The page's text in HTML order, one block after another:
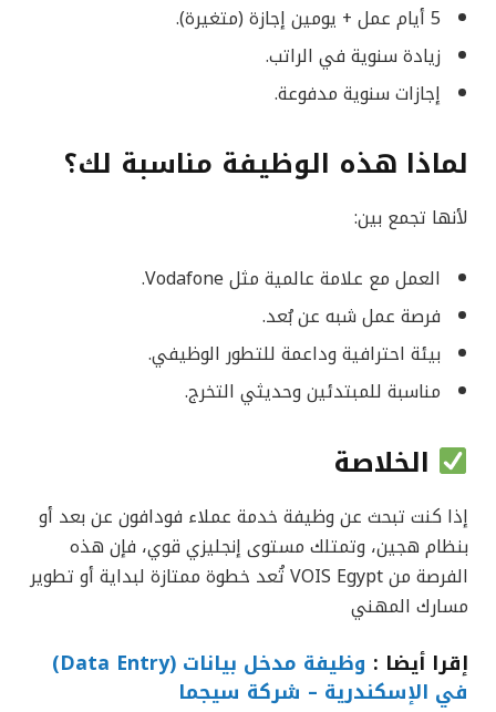
5 أيام عمل + يومين إجازة (متغيرة).
زيادة سنوية في الراتب.
إجازات سنوية مدفوعة.
لماذا هذه الوظيفة مناسبة لك؟
لأنها تجمع بين:
العمل مع علامة عالمية مثل Vodafone.
فرصة عمل شبه عن بُعد.
بيئة احترافية وداعمة للتطور الوظيفي.
مناسبة للمبتدئين وحديثي التخرج.
الخلاصة
إذا كنت تبحث عن وظيفة خدمة عملاء فودافون عن بعد أو
بنظام هجين، وتمتلك مستوى إنجليزي قوي، فإن هذه
الفرصة من VOIS Egypt تُعد خطوة ممتازة لبداية أو تطوير
مسارك المهني
إقرا أيضا : وظيفة مدخل بيانات (Data Entry)
في الإسكندرية – شركة سيجما